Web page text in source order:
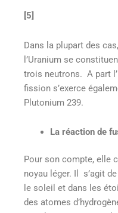
[5]
Dans la plupart des
l’Uranium se
trois neutrons. A part
fission s’exerce
Plutonium 239.
La réaction de
Pour son compte, elle
noyau léger. Il s’agit
le soleil et dans les
des atomes